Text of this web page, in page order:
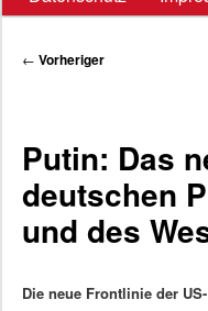
Beitragsnavigation
← Vorheriger
Putin: Das
deutschen
und des
Die neue Frontlinie der